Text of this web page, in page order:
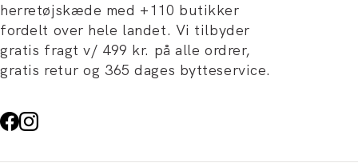
herretøjskæde med +110 butikker
fordelt over hele landet. Vi tilbyder
gratis fragt v/ 499 kr. på alle ordrer,
gratis retur og 365 dages bytteservice.